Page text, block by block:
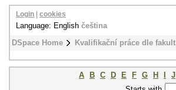
DSpace Home Kvalifikační práce dle fakult
Login cookies
Language: English čeština
A B C D E F G H J